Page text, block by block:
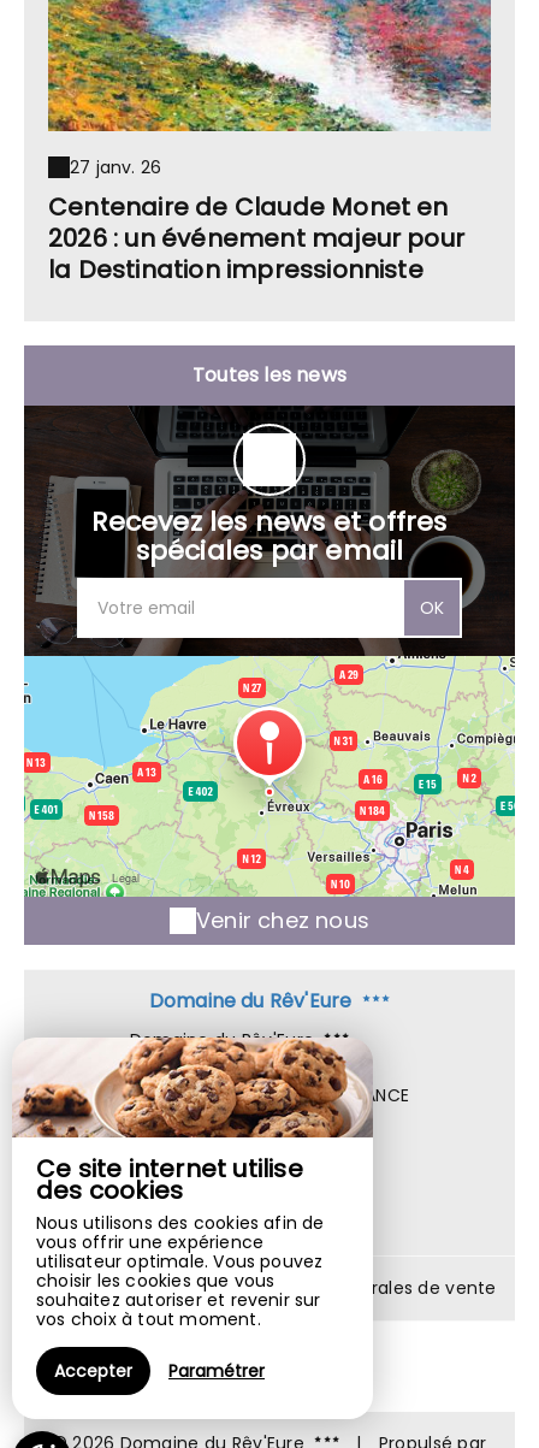
Ce site internet utilise
des cookies
Nous utilisons des cookies afin de
vous offrir une expérience
utilisateur optimale. Vous pouvez
choisir les cookies que vous
souhaitez autoriser et revenir sur
vos choix à tout moment.
Accepter Paramétrer
27 janv. 26
Centenaire de Claude Monet en
2026 : un événement majeur pour
la Destination impressionniste
Toutes les news
Recevez les news et offres
spéciales par email
OK
Venir chez nous
Domaine du Rêv'Eure
Domaine du Rêv'Eure
4 Rue Des Petits Prés,
27490 CAILLY SUR EURE - FRANCE
+33 7 45 81 68 27
Contacter par email
Mentions légales | Conditions générales de vente